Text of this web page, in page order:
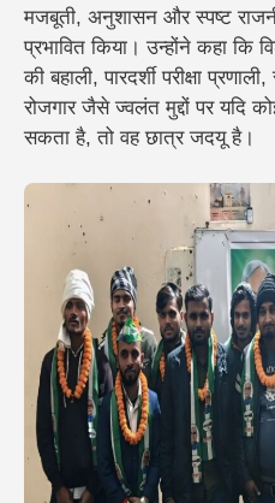
मजबूती, अनुशासन और स्पष्ट
प्रभावित किया। उन्होंने कहा कि
की बहाली, पारदर्शी परीक्षा
रोजगार जैसे ज्वलंत मुद्दों पर यदि
सकता है, तो वह छात्र जदयू है।